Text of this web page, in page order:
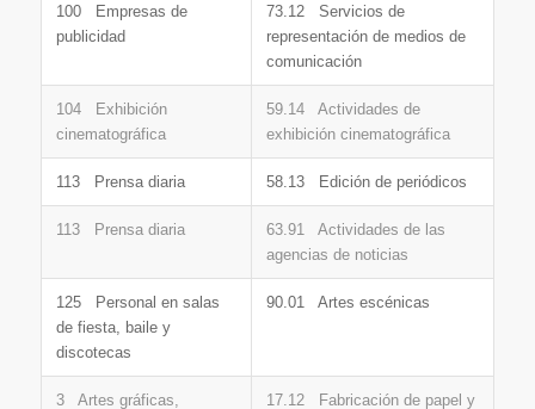
100 Empresas de
publicidad
73.12 Servicios de
representación de medios de
comunicación
104 Exhibición
cinematográfica
59.14 Actividades de
exhibición cinematográfica
113 Prensa diaria 58.13 Edición de periódicos
113 Prensa diaria
63.91 Actividades de las
agencias de noticias
125 Personal en salas
de fiesta, baile y
discotecas
90.01 Artes escénicas
3 Artes gráficas,
17.12 Fabricación de papel y